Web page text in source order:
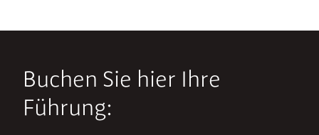
Buchen Sie hier Ihre
Führung: